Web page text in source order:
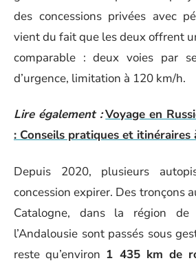
des concessions privées avec
vient du fait que les deux offrent
comparable : deux voies par
d’urgence, limitation à 120 km/h.
Lire également : Voyage en
: Conseils pratiques et itinéraires
Depuis 2020, plusieurs
concession expirer. Des tronçons
Catalogne, dans la région
l’Andalousie sont passés sous
reste qu’environ 1 435 km de